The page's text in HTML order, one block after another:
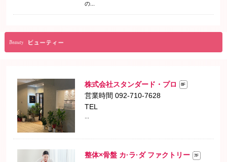
の...
株式会社スタンダード・プロ 8F
営業時間 092-710-7628
TEL
整体×骨盤 カ·ラ·ダ ファクトリー 7F